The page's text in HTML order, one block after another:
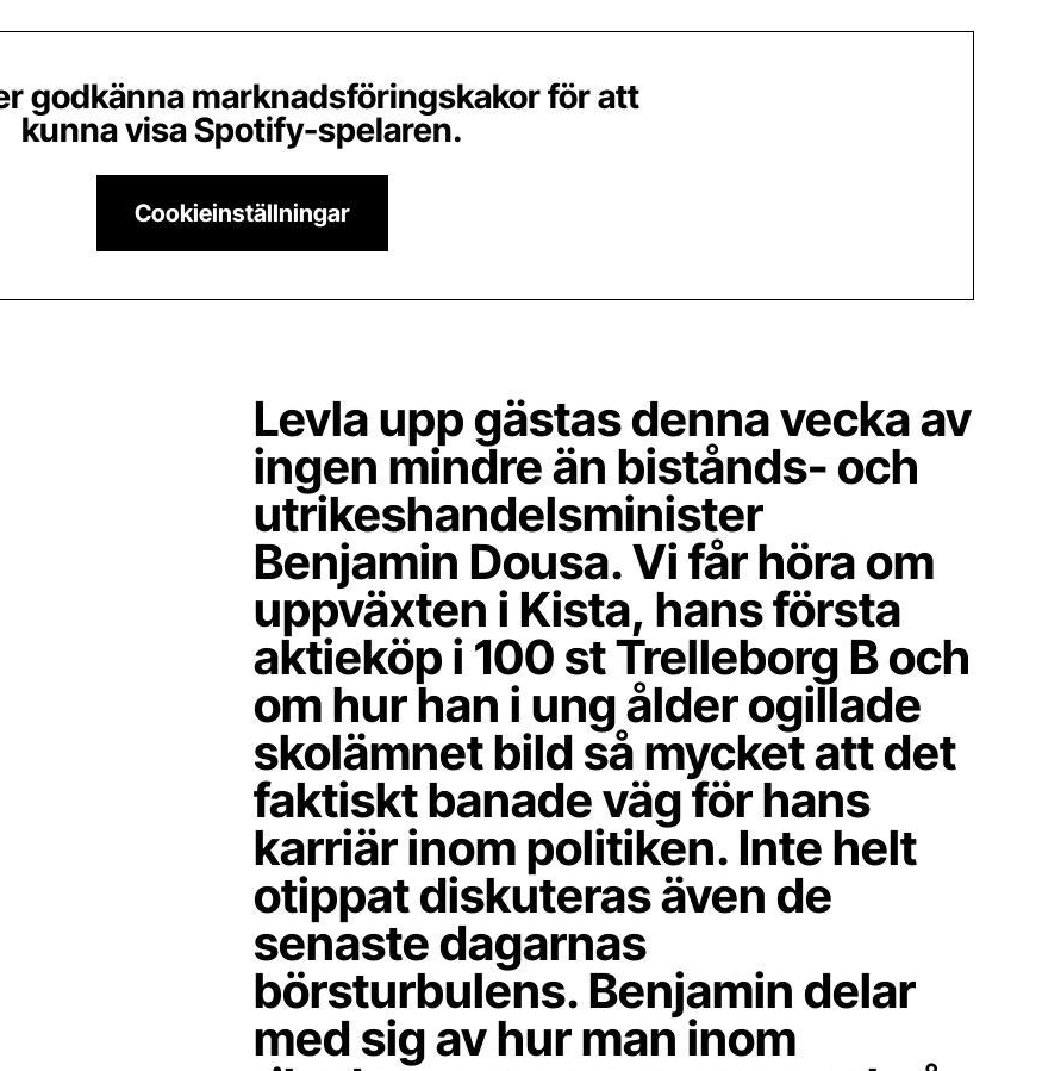
godkänna marknadsföringskakor för att
kunna visa Spotify-spelaren.
Cookieinställningar
Levla upp gästas denna vecka av
ingen mindre än bistånds- och
utrikeshandelsminister
Benjamin Dousa. Vi får höra om
uppväxten i Kista, hans första
aktieköp i 100 st Trelleborg B och
om hur han i ung ålder ogillade
skolämnet bild så mycket att det
faktiskt banade väg för hans
karriär inom politiken. Inte helt
otippat diskuteras även de
senaste dagarnas
börsturbulens. Benjamin delar
med sig av hur man inom